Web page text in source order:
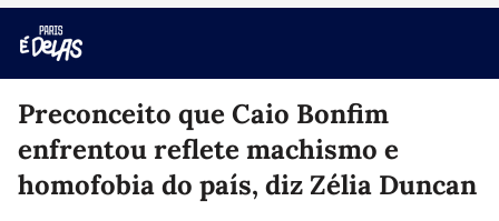
Preconceito que Caio Bonfim
enfrentou reflete machismo e
homofobia do país, diz Zélia Duncan